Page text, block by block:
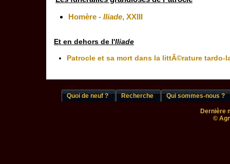
Homère - Iliade, XXIII
Et en dehors de l'Iliade
Patrocle et sa mort dans la littÃ©rature
Quoi de neuf ? Recherche Qui sommes-nous ?
Dernière
©